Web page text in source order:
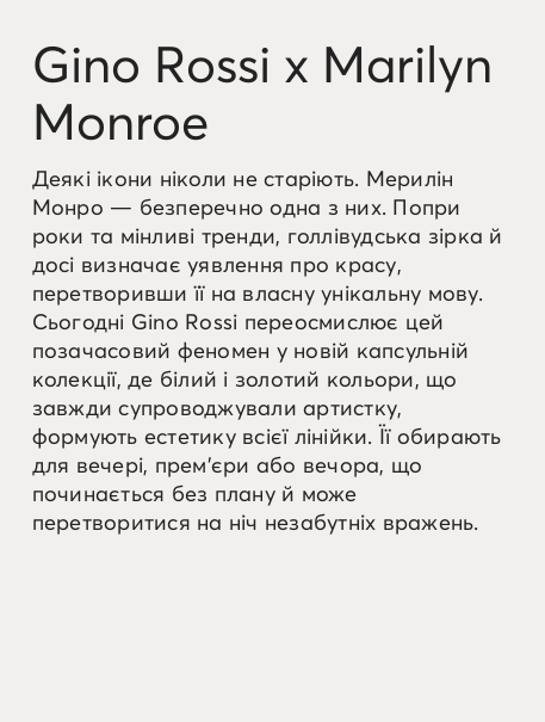
Gino Rossi x Marilyn
Monroe
Деякі ікони ніколи не старіють. Мерилін
Монро — безперечно одна з них. Попри
роки та мінливі тренди, голлівудська зірка й
досі визначає уявлення про красу,
перетворивши її на власну унікальну мову.
Сьогодні Gino Rossi переосмислює цей
позачасовий феномен у новій капсульній
колекції, де білий і золотий кольори, що
завжди супроводжували артистку,
формують естетику всієї лінійки. Її обирають
для вечері, прем’єри або вечора, що
починається без плану й може
перетворитися на ніч незабутніх вражень.